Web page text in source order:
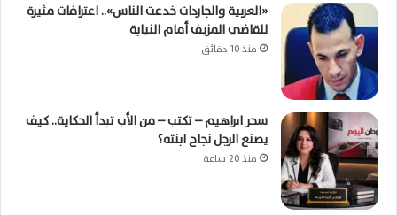
«العربية والجاردات خدعت الناس».. اعترافات مثيرة
للقاضي المزيف أمام النيابة
منذ 10 دقائق
سحر ابراهيم – تكتب – من الأب تبدأ الحكاية.. كيف
يصنع الرجل نجاح ابنته؟
منذ 20 ساعة